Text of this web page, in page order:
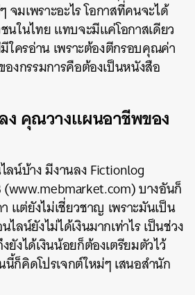
จมเพราะอะไร โอกาสที่คนจะได้
นในไทย แทบจะมีแค่โอกาสเดียว
ใครอ่าน เพราะต้องตีกรอบคุณค่า
งกรรมการคือต้องเป็นหนังสือ
ง คุณวางแผนอาชีพของ
ลน์บ้าง มีงานลง Fictionlog
บางอันก็
แต่ยังไม่เชี่ยวชาญ เพราะมันเป็น
ลน์ยังไม่ได้เงินมากเท่าไร เป็นช่วง
งได้เงินน้อยก็ต้องเตรียมตัวไว้
ก็คิดโปรเจกต์ใหม่ๆ เสนอสำนัก